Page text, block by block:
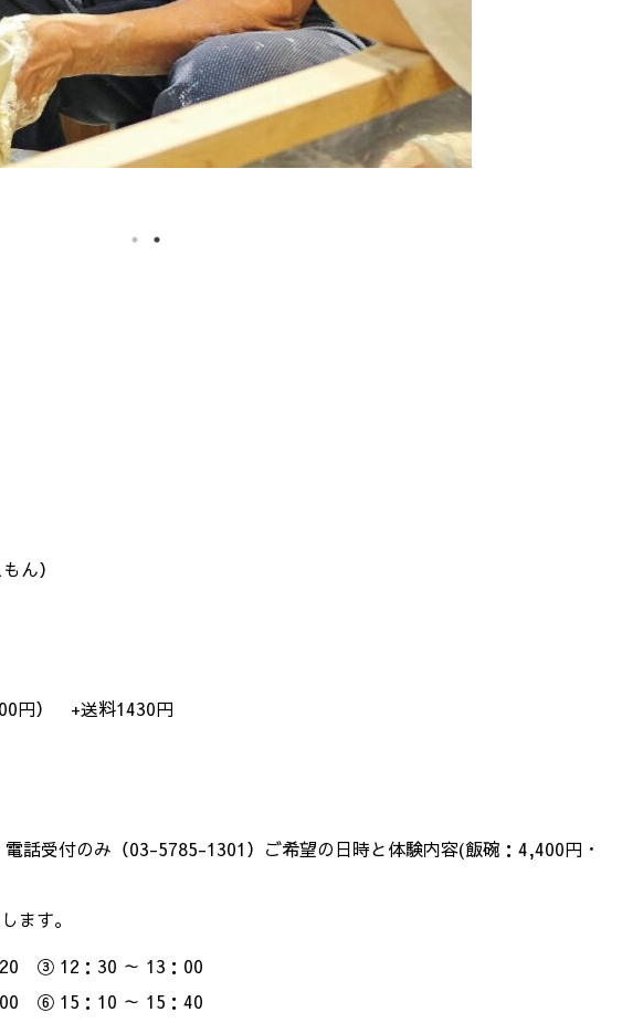
ん）
円） +送料1430円
話受付のみ（03-5785-1301）ご希望の日時と体験内容(飯碗：4,400円・
ます。
③ 12：30 ～ 13：00
⑥ 15：10 ～ 15：40